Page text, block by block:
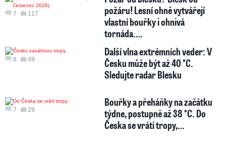
7 117
požáru! Lesní ohně vytvářejí
vlastní bouřky i ohnivá
tornáda.…
8 49
Další vlna extrémních veder: V
Česku může být až 40 °C.
Sledujte radar Blesku
7 29
Bouřky a přeháňky na začátku
týdne, postupně až 38 °C. Do
Česka se vrátí tropy,…